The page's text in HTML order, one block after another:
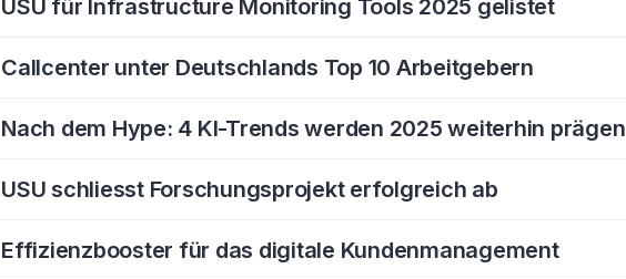
USU für Infrastructure Monitoring Tools 2025 gelistet
Callcenter unter Deutschlands Top 10 Arbeitgebern
Nach dem Hype: 4 KI-Trends werden 2025 weiterhin prägen
USU schliesst Forschungsprojekt erfolgreich ab
Effizienzbooster für das digitale Kundenmanagement